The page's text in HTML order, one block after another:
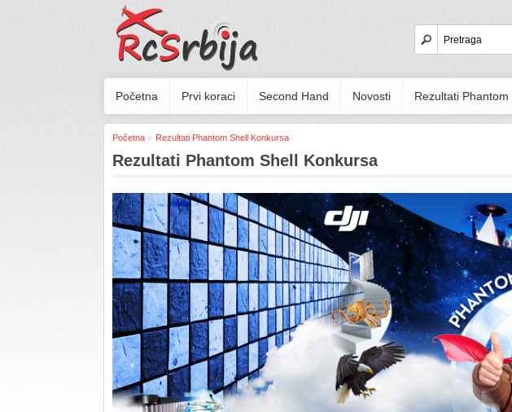
Početna Prvi koraci Second Hand Novosti Rezultati
Početna » Rezultati Phantom Shell Konkursa
Rezultati Phantom Shell Konkursa